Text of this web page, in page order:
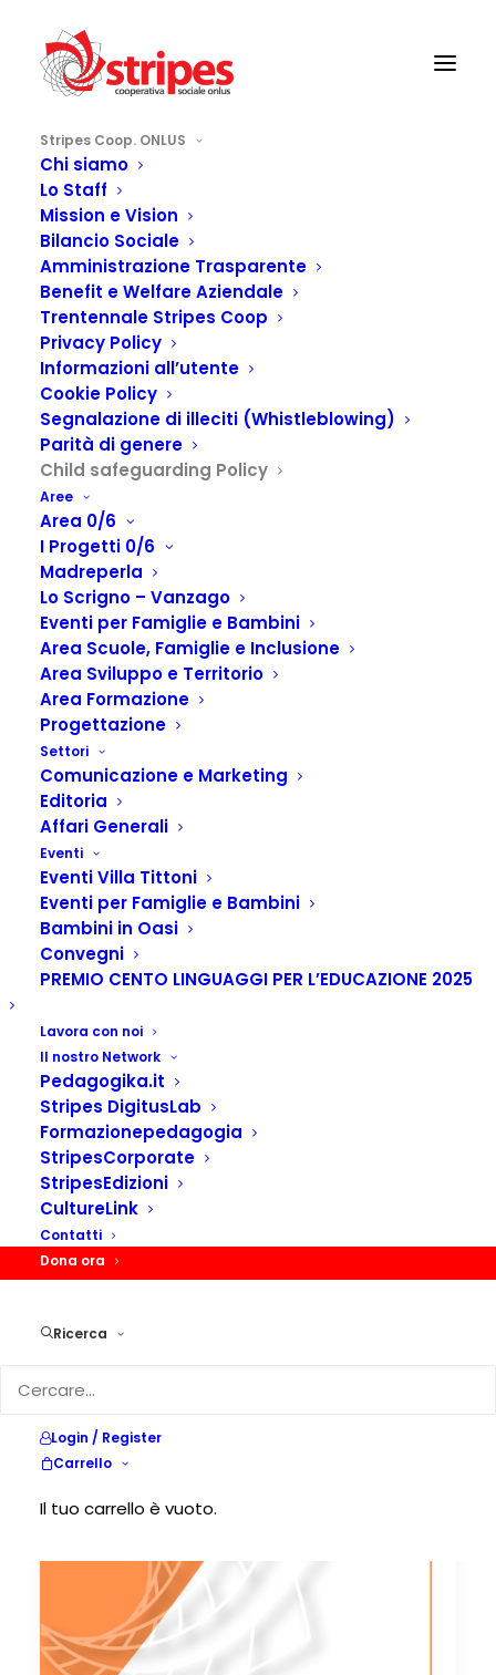
Stripes Coop. ONLUS
Chi siamo
Lo Staff
Mission e Vision
Bilancio Sociale
Amministrazione Trasparente
Benefit e Welfare Aziendale
Trentennale Stripes Coop
Privacy Policy
Informazioni all’utente
Cookie Policy
Segnalazione di illeciti (Whistleblowing)
Parità di genere
Child safeguarding Policy
Aree
Area 0/6
I Progetti 0/6
Madreperla
Lo Scrigno – Vanzago
Eventi per Famiglie e Bambini
Area Scuole, Famiglie e Inclusione
Area Sviluppo e Territorio
Area Formazione
Progettazione
Settori
Comunicazione e Marketing
Editoria
Affari Generali
Eventi
Eventi Villa Tittoni
Eventi per Famiglie e Bambini
Bambini in Oasi
Convegni
PREMIO CENTO LINGUAGGI PER L’EDUCAZIONE 2025
Lavora con noi
Il nostro Network
Pedagogika.it
Stripes DigitusLab
Formazionepedagogia
StripesCorporate
StripesEdizioni
CultureLink
Contatti
Dona ora
Ricerca
Login / Register
Carrello
Il tuo carrello è vuoto.
Home Child Safeguarding Policy Child safeguarding Policy
CHILD SAFEGUARDING
POLICY
Principi, linee guida e procedure per la
tutela e la protezione di bambine, bambini e
adolescenti